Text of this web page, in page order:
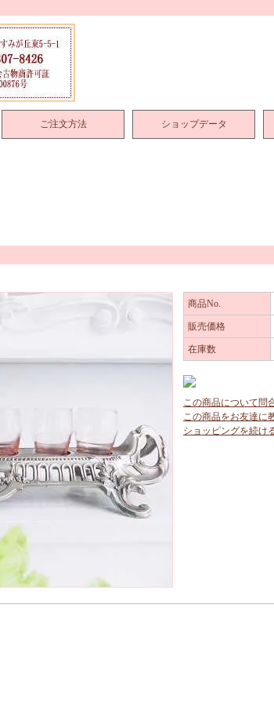
ご注文方法 ショップデータ
商品No.
販売価格
在庫数
この商品について問
この商品をお友達に
ショッピングを続け